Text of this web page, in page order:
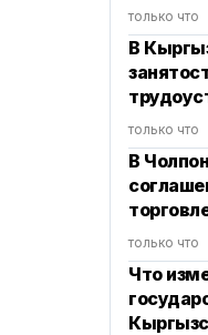
только что
В
только что
В
только что
Что